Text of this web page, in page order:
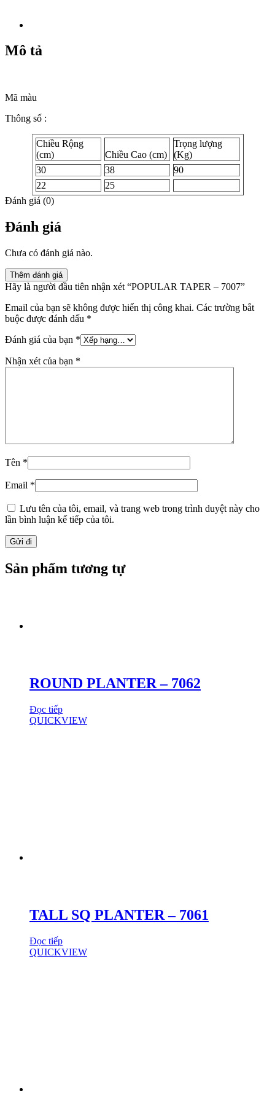
Mô tả
Mã màu
Thông số :
Chiều Rộng
(cm)
Chiều Cao (cm)
Trọng lượng
(Kg)
30
38
90
22
25
Đánh giá (0)
Đánh giá
Chưa có đánh giá nào.
Thêm đánh giá
Hãy là người đầu tiên nhận xét “POPULAR TAPER – 7007”
Email của bạn sẽ không được hiển thị công khai. Các trường bắt
buộc được đánh dấu *
Đánh giá của bạn *
Nhận xét của bạn *
Tên *
Email *
Lưu tên của tôi, email, và trang web trong trình duyệt này cho
lần bình luận kế tiếp của tôi.
Sản phẩm tương tự
ROUND PLANTER – 7062
Đọc tiếp
QUICKVIEW
TALL SQ PLANTER – 7061
Đọc tiếp
QUICKVIEW